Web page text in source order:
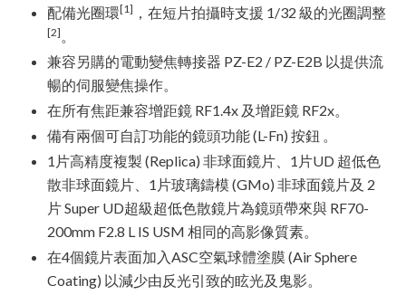
配備光圈環[1] ，在短片拍攝時支援 1/32 級的光圈調整
[2] 。
兼容另購的電動變焦轉接器 PZ-E2 / PZ-E2B 以提供流
暢的伺服變焦操作。
在所有焦距兼容增距鏡 RF1.4x 及增距鏡 RF2x。
備有兩個可自訂功能的鏡頭功能 (L-Fn) 按鈕 。
1片高精度複製 (Replica) 非球面鏡片、1片UD 超低色
散非球面鏡片、1片玻璃鑄模 (GMo) 非球面鏡片及 2
片 Super UD超級超低色散鏡片為鏡頭帶來與 RF70-
200mm F2.8 L IS USM 相同的高影像質素。
在4個鏡片表面加入ASC空氣球體塗膜 (Air Sphere
Coating) 以減少由反光引致的眩光及鬼影。